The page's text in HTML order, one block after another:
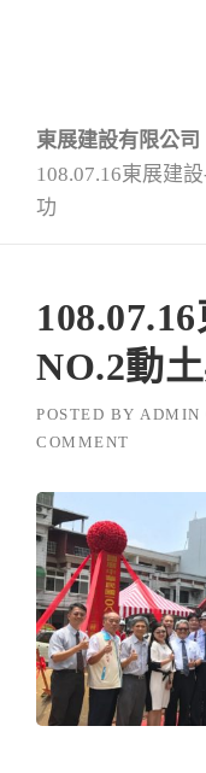
東展建設有限公司
108.07.16東展建
功
NO.2動
POSTED BY ADMIN
COMMENT